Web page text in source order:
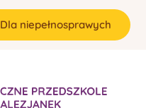
Dla niepełnosprawych